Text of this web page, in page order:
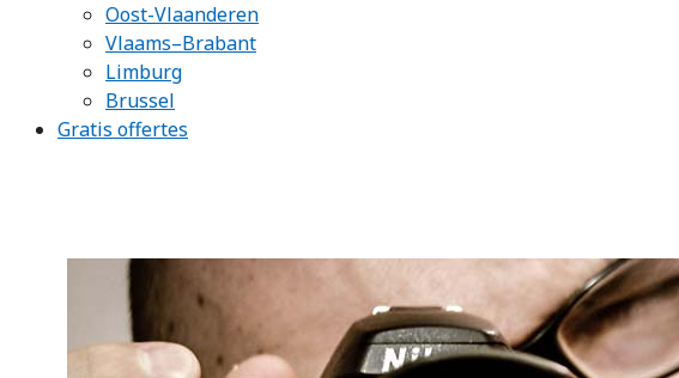
Oost-Vlaanderen
Vlaams–Brabant
Limburg
Brussel
Gratis offertes